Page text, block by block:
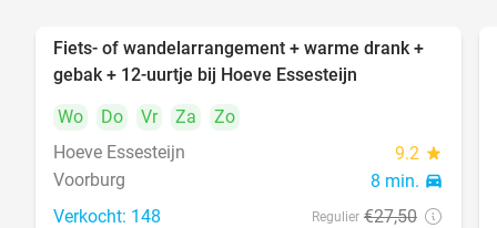
40%
Fiets- of wandelarrangement + warme drank +
gebak + 12-uurtje bij Hoeve Essesteijn
Wo
Do Vr Za
Zo
Hoeve Essesteijn
9.2 star
Voorburg 8 min. directions_car
Verkocht: 148 Regulier €27,50